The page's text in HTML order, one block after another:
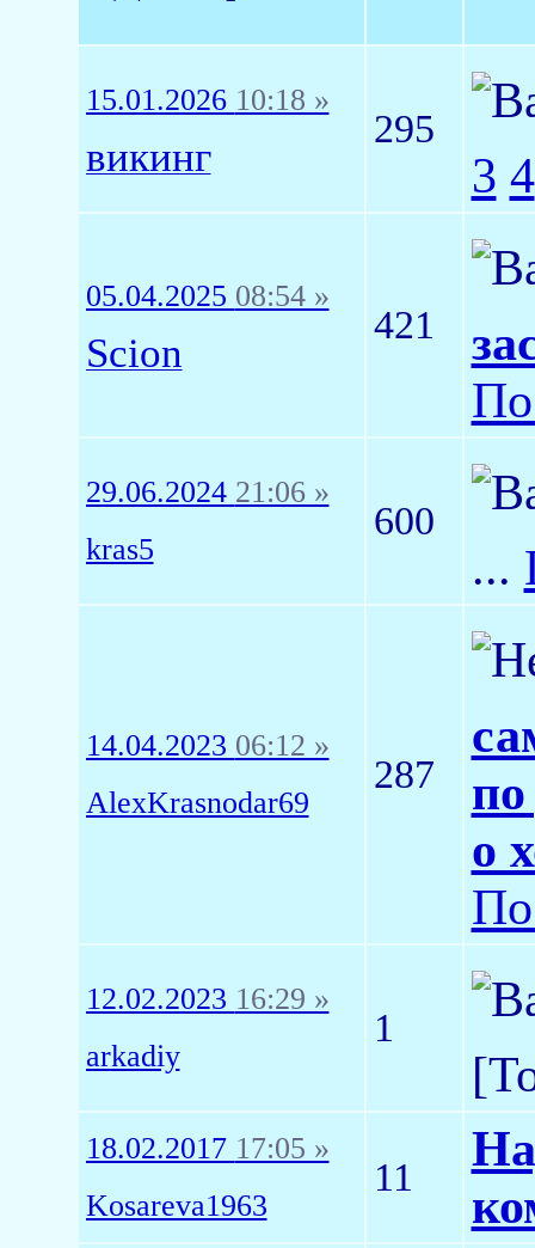
15.01.2026 10:18 »
викинг
295
3 4
05.04.2025 08:54 »
Scion
421
29.06.2024 21:06 »
kras5
600
...
14.04.2023 06:12 »
AlexKrasnodar69
287
о
12.02.2023 16:29 »
arkadiy
1
18.02.2017 17:05 »
Kosareva1963
11